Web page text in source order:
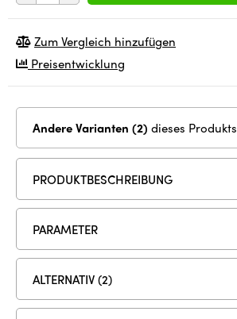
Zum Vergleich hinzufügen
Preisentwicklung
Andere Varianten (2) dieses Produkts
PRODUKTBESCHREIBUNG
PARAMETER
ALTERNATIV (2)